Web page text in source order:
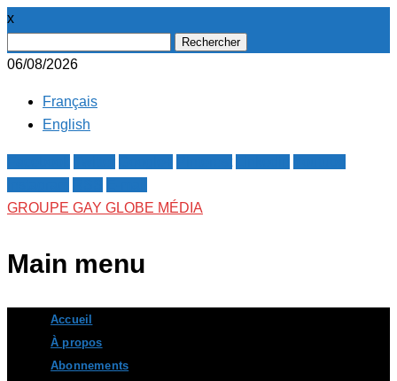
x
06/08/2026
Français
English
GROUPE GAY GLOBE MÉDIA
Main menu
content
Accueil
À propos
Abonnements